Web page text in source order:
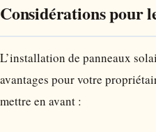
Considérations pour
L’installation de panneaux
avantages pour votre
mettre en avant :